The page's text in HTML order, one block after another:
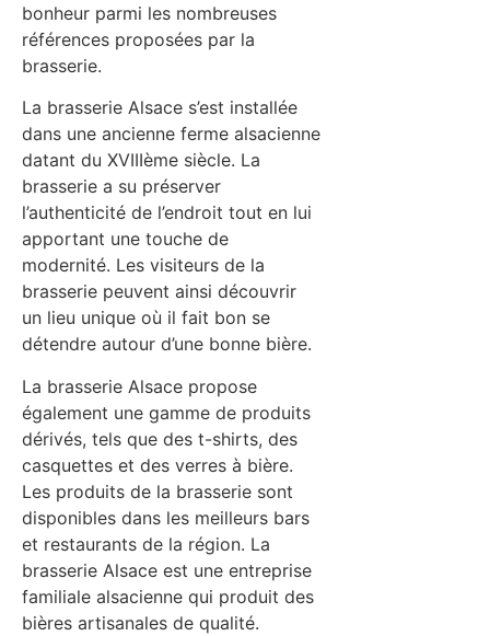
bonheur parmi les nombreuses
références proposées par la
brasserie.
La brasserie Alsace s’est installée
dans une ancienne ferme alsacienne
datant du XVIIIème siècle. La
brasserie a su préserver
l’authenticité de l’endroit tout en lui
apportant une touche de
modernité. Les visiteurs de la
brasserie peuvent ainsi découvrir
un lieu unique où il fait bon se
détendre autour d’une bonne bière.
La brasserie Alsace propose
également une gamme de produits
dérivés, tels que des t-shirts, des
casquettes et des verres à bière.
Les produits de la brasserie sont
disponibles dans les meilleurs bars
et restaurants de la région. La
brasserie Alsace est une entreprise
familiale alsacienne qui produit des
bières artisanales de qualité.